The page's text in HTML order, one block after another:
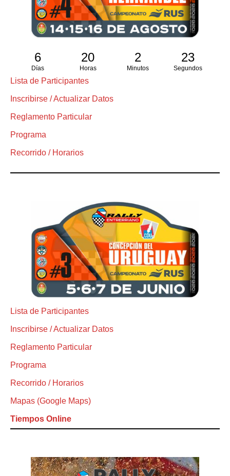
6
Días
20
Horas
2
Minutos
22
Segundos
Lista de Participantes
Inscribirse / Actualizar Datos
Reglamento Particular
Programa
Recorrido / Horarios
Lista de Participantes
Inscribirse / Actualizar Datos
Reglamento Particular
Programa
Recorrido / Horarios
Mapas (Google Maps)
Tiempos Online